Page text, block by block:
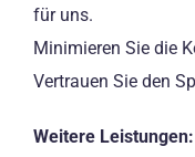
für uns.
Minimieren Sie die
Vertrauen Sie den
Weitere Leistungen: